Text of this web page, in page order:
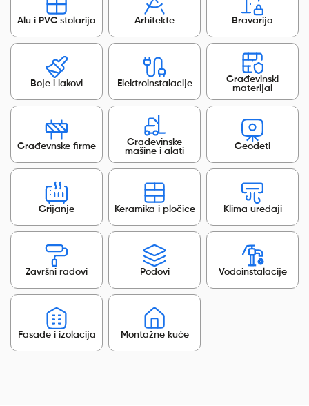
Alu i PVC stolarija Arhitekte Bravarija
Boje i lakovi Elektroinstalacije
Građevinski
materijal
Građevnske firme
Građevinske
mašine i alati
Geodeti
Grijanje Keramika i pločice Klima uređaji
Završni radovi Podovi Vodoinstalacije
Fasade i izolacija Montažne kuće